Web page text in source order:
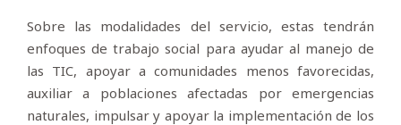
Sobre las modalidades del servicio, estas tendrán
enfoques de trabajo social para ayudar al manejo de
las TIC, apoyar a comunidades menos favorecidas,
auxiliar a poblaciones afectadas por emergencias
naturales, impulsar y apoyar la implementación de los